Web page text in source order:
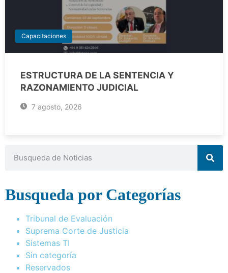
Capacitaciones
ESTRUCTURA DE LA SENTENCIA Y
RAZONAMIENTO JUDICIAL
7 agosto, 2026
Busqueda por Categorías
Tribunal de Evaluación
Suprema Corte de Justicia
Sistemas TI
Sin categoría
Reservados